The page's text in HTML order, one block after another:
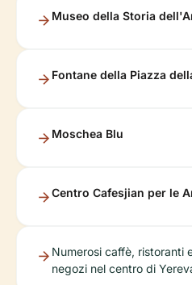
Museo della Storia
Fontane della Piazza
Moschea Blu
Centro Cafesjian per le
Numerosi caffè, ristoranti
negozi nel centro di